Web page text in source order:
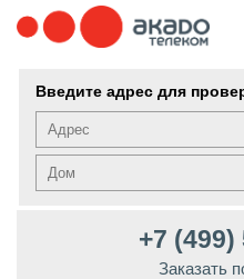
Введите адрес для
+7 (499)
Заказать